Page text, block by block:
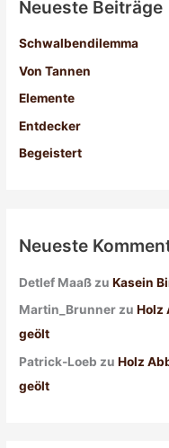
e
a
c
h
:
Neueste Beiträge
Schwalbendilemma
Von Tannen
Elemente
Entdecker
Begeistert
Neueste
Detlef Maaß zuKasein
Martin_Brunner zuHolz
geölt
Patrick-Loeb zuHolz
geölt